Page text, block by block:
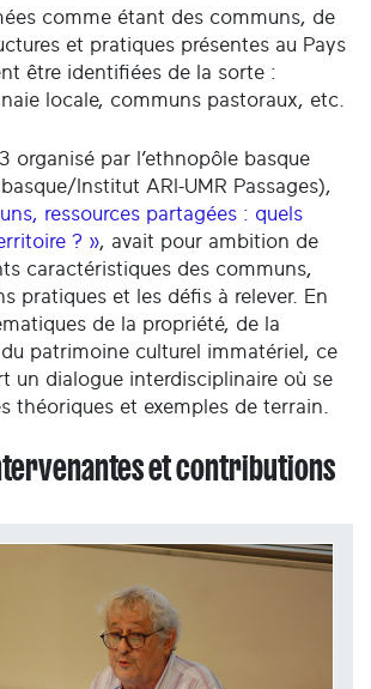
comme étant des communs, de
et pratiques présentes au Pays
être identifiées de la sorte :
locale, communs pastoraux, etc.
organisé par l’ethnopôle basque
Institut ARI-UMR Passages),
ressources partagées : quels
? », avait pour ambition de
caractéristiques des communs,
pratiques et les défis à relever. En
de la propriété, de la
patrimoine culturel immatériel, ce
un dialogue interdisciplinaire où se
théoriques et exemples de terrain.
et contributions